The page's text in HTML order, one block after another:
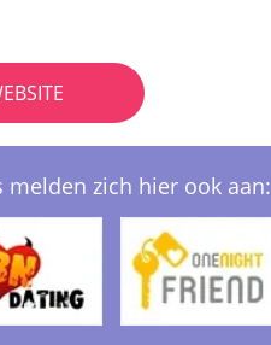
zich hier ook aan: